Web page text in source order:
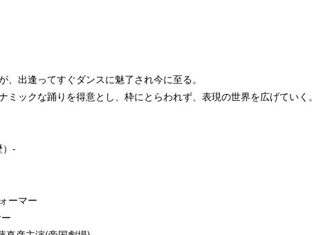
出逢ってすぐダンスに魅了され今に至る。
ックな踊りを得意とし、枠にとらわれず、表現の世界を広げていく。
-
ーマー